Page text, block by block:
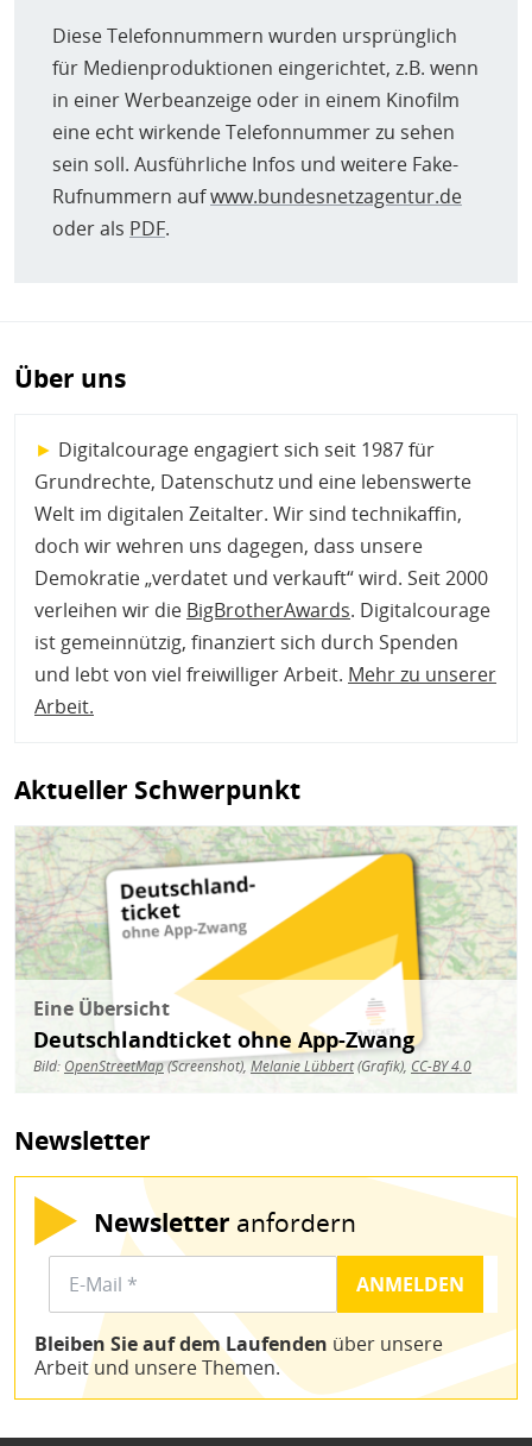
Diese Telefonnummern wurden ursprünglich
für Medienproduktionen eingerichtet, z.B. wenn
in einer Werbeanzeige oder in einem Kinofilm
eine echt wirkende Telefonnummer zu sehen
sein soll. Ausführliche Infos und weitere Fake-
Rufnummern aufwww.bundesnetzagentur.de
oder als PDF.
Über uns
► Digitalcourage engagiert sich seit 1987 für
Grundrechte, Datenschutz und eine lebenswerte
Welt im digitalen Zeitalter. Wir sind technikaffin,
doch wir wehren uns dagegen, dass unsere
Demokratie „verdatet und verkauft“ wird. Seit 2000
verleihen wir die BigBrotherAwards. Digitalcourage
ist gemeinnützig, finanziert sich durch Spenden
und lebt von viel freiwilliger Arbeit. Mehr zu unserer
Arbeit.
Aktueller Schwerpunkt
Bild
Eine Übersicht
Deutschlandticket ohne App-Zwang
Bild: OpenStreetMap(Screenshot),Melanie Lübbert(Grafik), CC-BY 4.0
Newsletter
Newsletter anfordern
Bleiben Sie auf dem Laufenden über unsere
Arbeit und unsere Themen.